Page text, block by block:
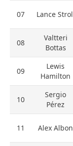
07 Lance
08
Valtteri
Bottas
09
Lewis
Hamilton
10
Sergio
Pérez
11 Alex Albon